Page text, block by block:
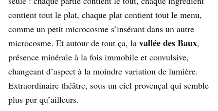
contient tout le plat, chaque plat contient tout le menu,
comme un petit microcosme s’insérant dans un autre
microcosme. Et autour de tout ça, la vallée des Baux,
présence minérale à la fois immobile et convulsive,
changeant d’aspect à la moindre variation de lumière.
Extraordinaire théâtre, sous un ciel provençal qui semble
plus pur qu’ailleurs.